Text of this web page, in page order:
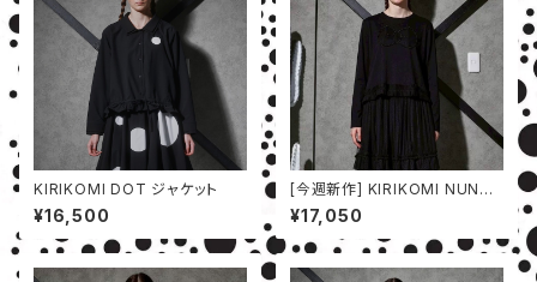
KIRIKOMI DOT ジャケット
¥16,500
[今週新作] KIRIKOMI NUNO
カットソー
¥17,050